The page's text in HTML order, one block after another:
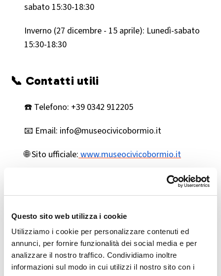
Questo sito web utilizza i cookie
Utilizziamo i cookie per personalizzare contenuti ed
annunci, per fornire funzionalità dei social media e per
analizzare il nostro traffico. Condividiamo inoltre
informazioni sul modo in cui utilizzi il nostro sito con i
sabato 15:30-18:30
Inverno (27 dicembre - 15 aprile): Lunedì-sabato
15:30-18:30
📞 Contatti utili
☎️ Telefono: +39 0342 912205
📧 Email: info@museocivicobormio.it
🌐 Sito ufficiale: www.museocivicobormio.it
Il Museo Civico di Bormio è la meta ideale per:
Appassionati di arte alpina e storia locale
Famiglie e scolaresche in visita culturale